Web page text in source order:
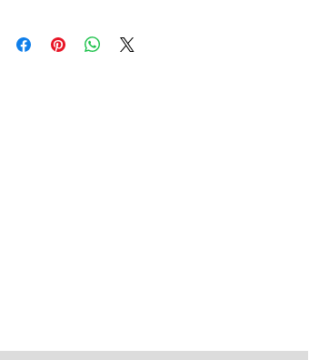
réception du paiement et sont expédiés dans le monde